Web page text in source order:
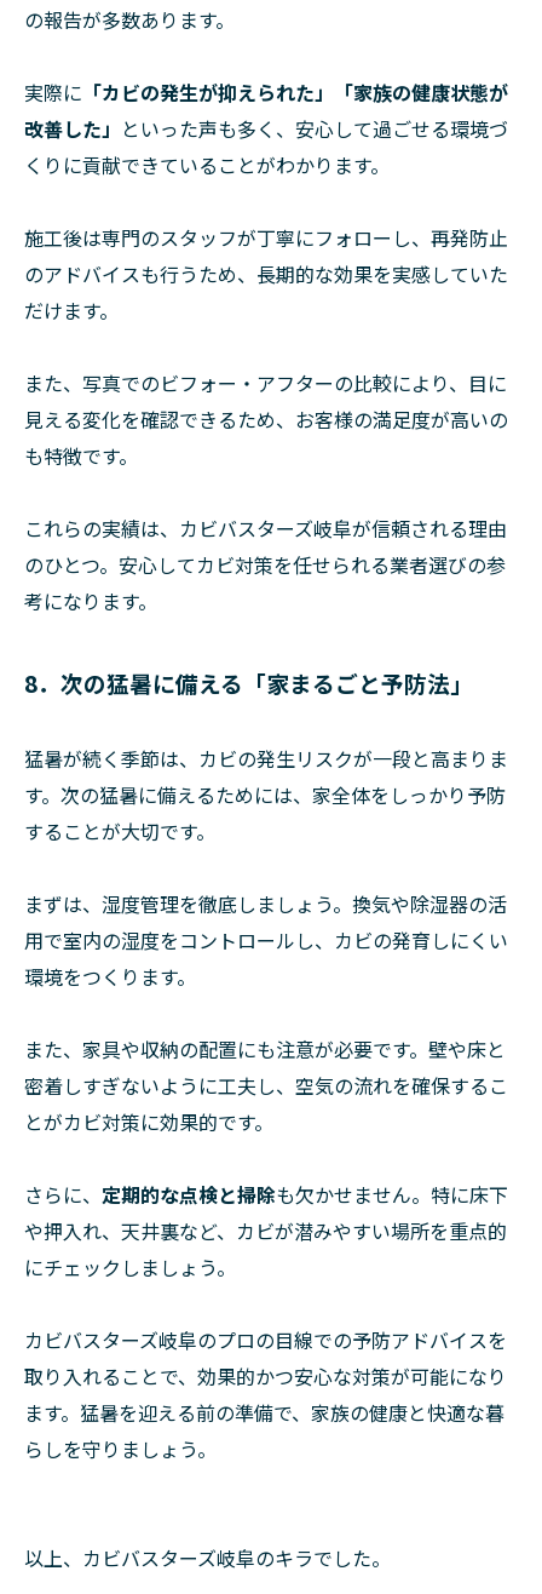
の報告が多数あります。
実際に 「カビの発生が抑えられた」「家族の健康状態が
改善した」 といった声も多く、安心して過ごせる環境づ
くりに貢献できていることがわかります。
施工後は専門のスタッフが丁寧にフォローし、再発防止
のアドバイスも行うため、長期的な効果を実感していた
だけます。
また、写真でのビフォー・アフターの比較により、目に
見える変化を確認できるため、お客様の満足度が高いの
も特徴です。
これらの実績は、カビバスターズ岐阜が信頼される理由
のひとつ。安心してカビ対策を任せられる業者選びの参
考になります。
8．次の猛暑に備える「家まるごと予防法」
猛暑が続く季節は、カビの発生リスクが一段と高まりま
す。次の猛暑に備えるためには、家全体をしっかり予防
することが大切です。
まずは、湿度管理を徹底しましょう。換気や除湿器の活
用で室内の湿度をコントロールし、カビの発育しにくい
環境をつくります。
また、家具や収納の配置にも注意が必要です。壁や床と
密着しすぎないように工夫し、空気の流れを確保するこ
とがカビ対策に効果的です。
さらに、 定期的な点検と掃除も欠かせません。特に床下
や押入れ、天井裏など、カビが潜みやすい場所を重点的
にチェックしましょう。
カビバスターズ岐阜のプロの目線での予防アドバイスを
取り入れることで、効果的かつ安心な対策が可能になり
ます。猛暑を迎える前の準備で、家族の健康と快適な暮
らしを守りましょう。
以上、カビバスターズ岐阜のキラでした。